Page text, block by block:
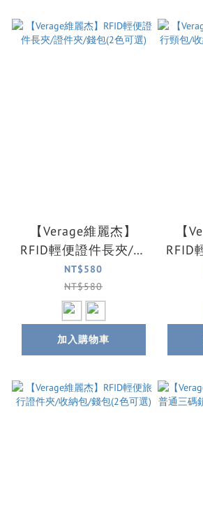
【Verage維麗杰】
RFID輕便證件長夾/證
件夾/錢包(2色可選)
NT$580
NT$580
加入購物車
【
RFID
納包